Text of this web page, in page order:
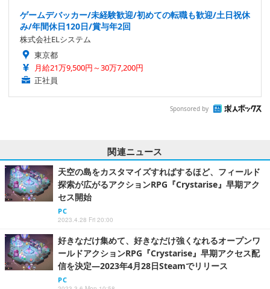
ゲームデバッカー/未経験歓迎/初めての転職も歓迎/土日祝休
み/年間休日120日/賞与年2回
株式会社ELシステム
東京都
月給21万9,500円～30万7,200円
正社員
Sponsored by
関連ニュース
天空の島をカスタマイズすればするほど、フィールド
探索が広がるアクションRPG『Crystarise』早期アク
セス開始
PC
2023.4.28 Fri 20:00
好きなだけ集めて、好きなだけ強くなれるオープンワ
ールドアクションRPG『Crystarise』早期アクセス配
信を決定―2023年4月28日Steamでリリース
PC